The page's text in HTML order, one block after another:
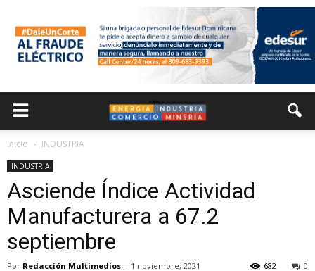
Inicio INDUSTRIA
INDUSTRIA
Asciende Índice Actividad
Manufacturera a 67.2
septiembre
Por Redacción Multimedios - 1 noviembre, 2021 0
682